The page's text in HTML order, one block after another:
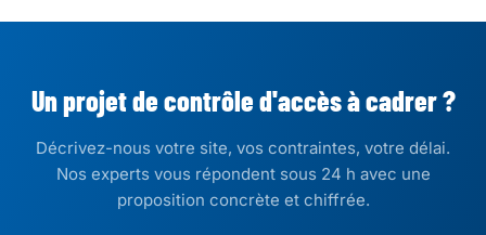
Un projet de contrôle d'accès à cadrer ?
Décrivez-nous votre site, vos contraintes, votre délai.
Nos experts vous répondent sous 24 h avec une
proposition concrète et chiffrée.